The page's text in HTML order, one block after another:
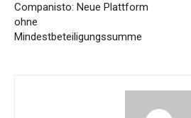
Companisto: Neue Plattform
ohne
Mindestbeteiligungssumme